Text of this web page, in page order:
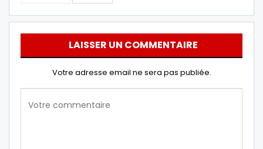
LAISSER UN COMMENTAIRE
Votre adresse email ne sera pas publiée.